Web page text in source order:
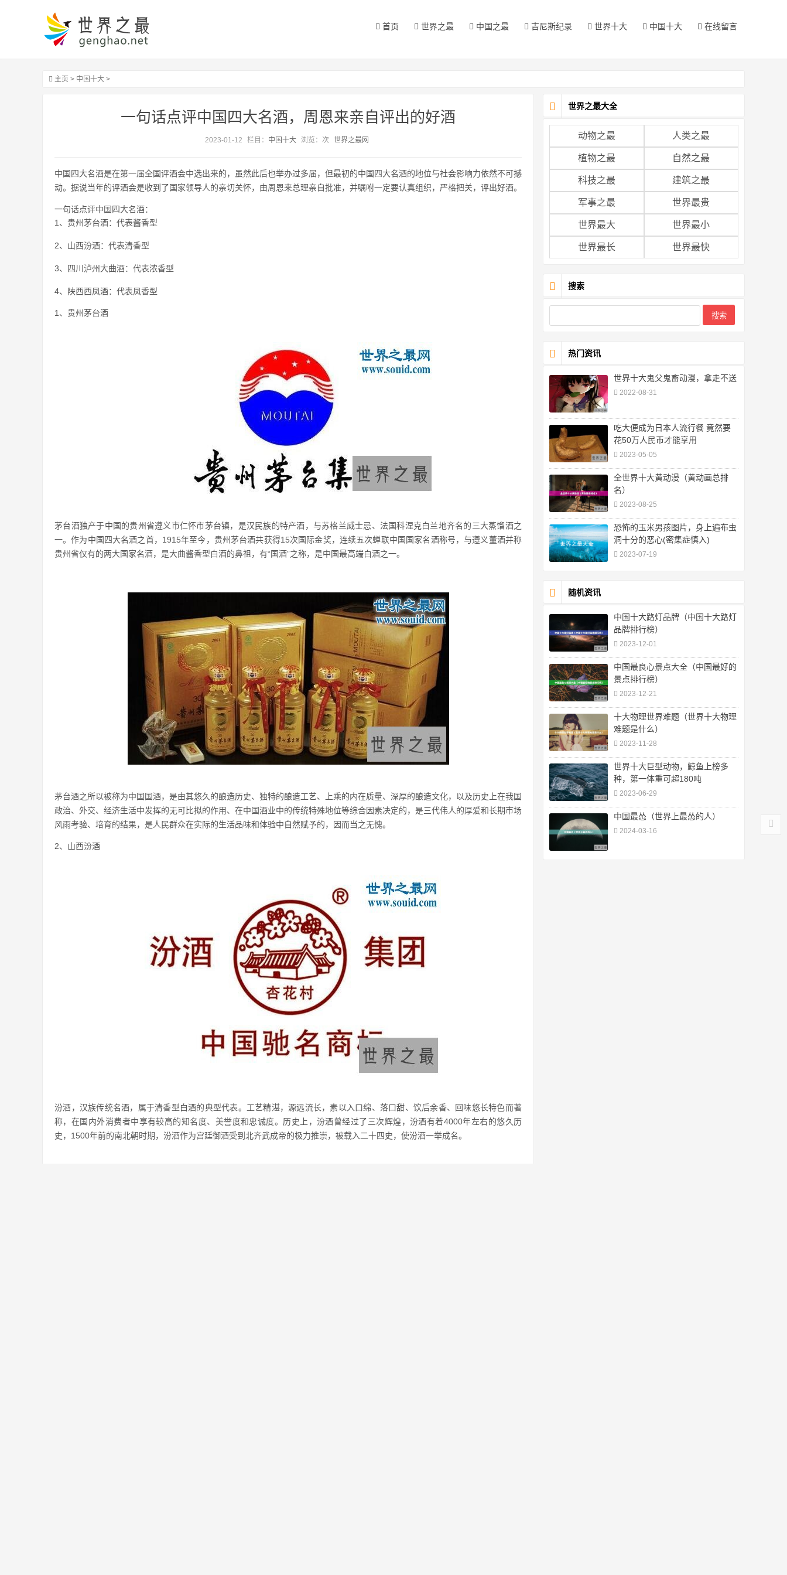
首页 世界之最 中国之最 吉尼斯纪录 世界十大 中国十大 在线留言
主页 > 中国十大 >
一句话点评中国四大名酒，周恩来亲自评出的好酒
2023-01-12 栏目： 中国十大 浏览： 次 世界之最网
中国四大名酒是在第一届全国评酒会中选出来的，虽然此后也举办过多届，但最初的中国四大名酒的地位与社会影响力依然不可撼
动。据说当年的评酒会是收到了国家领导人的亲切关怀，由周恩来总理亲自批准，并嘱咐一定要认真组织，严格把关，评出好酒。
一句话点评中国四大名酒：
1、贵州茅台酒：代表酱香型
2、山西汾酒：代表清香型
3、四川泸州大曲酒：代表浓香型
4、陕西西凤酒：代表凤香型
1、贵州茅台酒
茅台酒独产于中国的贵州省遵义市仁怀市茅台镇，是汉民族的特产酒，与苏格兰威士忌、法国科涅克白兰地齐名的三大蒸馏酒之
一。作为中国四大名酒之首，1915年至今，贵州茅台酒共获得15次国际金奖，连续五次蝉联中国国家名酒称号，与遵义董酒并称
贵州省仅有的两大国家名酒，是大曲酱香型白酒的鼻祖，有“国酒”之称，是中国最高端白酒之一。
茅台酒之所以被称为中国国酒，是由其悠久的酿造历史、独特的酿造工艺、上乘的内在质量、深厚的酿造文化，以及历史上在我国
政治、外交、经济生活中发挥的无可比拟的作用、在中国酒业中的传统特殊地位等综合因素决定的，是三代伟人的厚爱和长期市场
风雨考验、培育的结果，是人民群众在实际的生活品味和体验中自然赋予的，因而当之无愧。
2、山西汾酒
汾酒，汉族传统名酒，属于清香型白酒的典型代表。工艺精湛，源远流长，素以入口绵、落口甜、饮后余香、回味悠长特色而著
称，在国内外消费者中享有较高的知名度、美誉度和忠诚度。历史上，汾酒曾经过了三次辉煌，汾酒有着4000年左右的悠久历
史，1500年前的南北朝时期，汾酒作为宫廷御酒受到北齐武成帝的极力推崇，被载入二十四史，使汾酒一举成名。
世界之最大全
动物之最 人类之最
植物之最 自然之最
科技之最 建筑之最
军事之最 世界最贵
世界最大 世界最小
世界最长 世界最快
搜索
热门资讯
世界十大鬼父鬼畜动漫，拿走不送
2022-08-31
吃大便成为日本人流行餐 竟然要
花50万人民币才能享用
2023-05-05
全世界十大黄动漫（黄动画总排
名）
2023-08-25
恐怖的玉米男孩图片，身上遍布虫
洞十分的恶心(密集症慎入)
2023-07-19
随机资讯
中国十大路灯品牌（中国十大路灯
品牌排行榜）
2023-12-01
中国最良心景点大全（中国最好的
景点排行榜）
2023-12-21
十大物理世界难题（世界十大物理
难题是什么）
2023-11-28
世界十大巨型动物，鲸鱼上榜多
种，第一体重可超180吨
2023-06-29
中国最怂（世界上最怂的人）
2024-03-16